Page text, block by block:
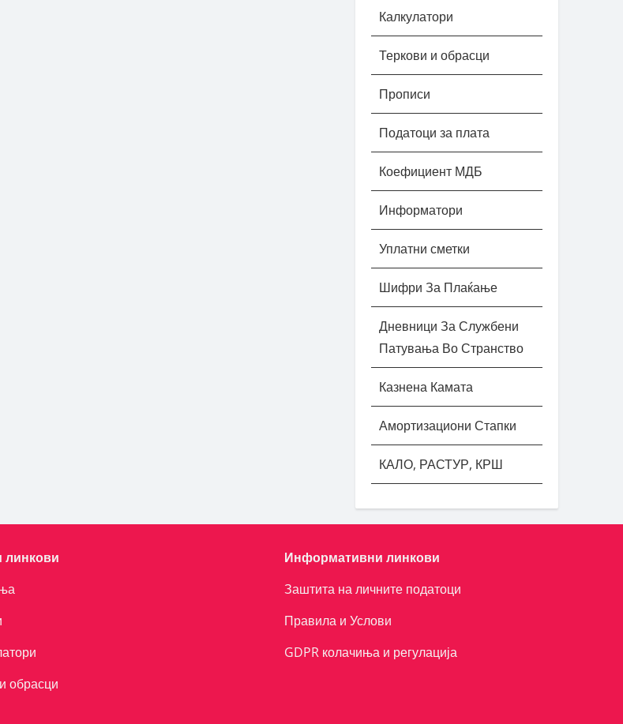
Калкулатори
Теркови и обрасци
Прописи
Податоци за плата
Коефициент МДБ
Информатори
Уплатни сметки
Шифри За Плаќање
Дневници За Службени
Патувања Во Странство
Казнена Камата
Амортизациони Стапки
КАЛО, РАСТУР, КРШ
линкови
обрасци
Информативни линкови
Заштита на личните податоци
Правила и Услови
GDPR колачиња и регулација